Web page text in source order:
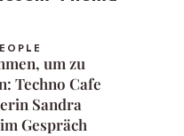
um zu
Techno Cafe
Sandra
Gespräch